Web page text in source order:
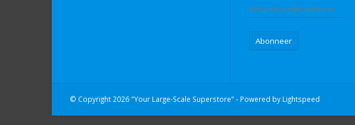
Abonneer
© Copyright 2026 "Your Large-Scale Superstore" - Powered by Lightspeed